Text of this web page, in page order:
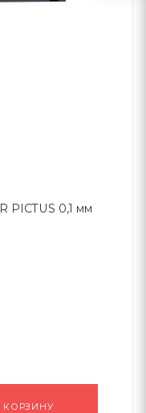
PICTUS 0,1 мм
КОРЗИНУ